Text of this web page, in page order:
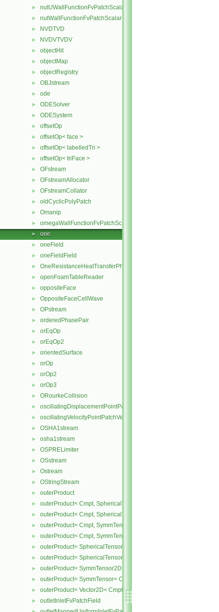
► nutUWallFunctionFvPatchScalarField
► nutWallFunctionFvPatchScalarField
► NVDTVD
► NVDVTVDV
► objectHit
► objectMap
► objectRegistry
► OBJstream
► ode
► ODESolver
► ODESystem
► offsetOp
► offsetOp< face >
► offsetOp< labelledTri >
► offsetOp< triFace >
► OFstream
► OFstreamAllocator
► OFstreamCollator
► oldCyclicPolyPatch
► Omanip
► omegaWallFunctionFvPatchScalarField
► one
► oneField
► oneFieldField
► OneResistanceHeatTransferPhaseSystem
► openFoamTableReader
► oppositeFace
► OppositeFaceCellWave
► OPstream
► orderedPhasePair
► orEqOp
► orEqOp2
► orientedSurface
► orOp
► orOp2
► orOp3
► ORourkeCollision
► oscillatingDisplacementPointPatchVectorField
► oscillatingVelocityPointPatchVectorField
► OSHA1stream
► osha1stream
► OSPRELimiter
► OSstream
► Ostream
► OStringStream
► outerProduct
► outerProduct< Cmpt, SphericalTensor2D< Cmpt > >
► outerProduct< Cmpt, SphericalTensor< Cmpt > >
► outerProduct< Cmpt, SymmTensor2D< Cmpt > >
► outerProduct< Cmpt, SymmTensor< Cmpt > >
► outerProduct< SphericalTensor2D< Cmpt >, Cmpt >
► outerProduct< SphericalTensor< Cmpt >, Cmpt >
► outerProduct< SymmTensor2D< Cmpt >, Cmpt >
► outerProduct< SymmTensor< Cmpt >, Cmpt >
► outerProduct< Vector2D< Cmpt >, Vector2D< Cmpt > >
► outletInletFvPatchField